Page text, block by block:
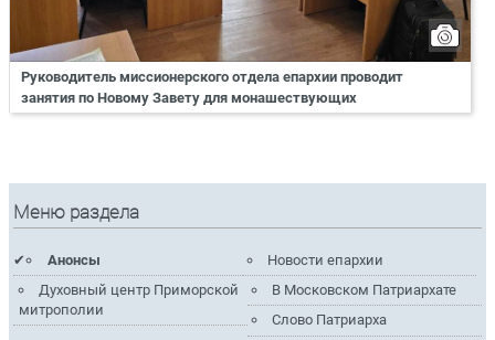
Руководитель миссионерского отдела епархии проводит
занятия по Новому Завету для монашествующих
Меню раздела
Анонсы
Новости епархии
Духовный центр Приморской
митрополии
В Московском Патриархате
Слово Патриарха